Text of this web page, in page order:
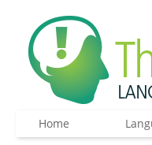
Home